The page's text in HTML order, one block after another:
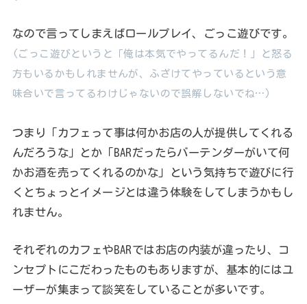
なので言ってしまえばロールプレイ、ごっこ遊びです。
(ごっこ遊びというと「俺は本気でやってるんだ！」と怒る
方もいるかもしれませんが、ふざけてやっているという意
味合いで言ってるわけじゃないので誤解しないでね…)
つまり「カフェって事は何かお店の人が提供してくれる
んだろうな」とか「BARだったらバーテンダーがいて何
かお酒を売ってくれるのかな」という気持ちで遊びに行
くとちょっとイメージとは違う体験をしてしまうかもし
れません。
それぞれのカフェやBARではお店の内装が違ったり、コ
ンセプトにこだわったものもありますが、基本的にはユ
ーザーが集まって談笑をしていることが多いです。